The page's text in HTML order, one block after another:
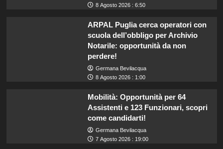
8 Agosto 2026 : 6:50
ARPAL Puglia cerca operatori con
scuola dell’obbligo per Archivio
Notarile: opportunità da non
perdere!
Germana Bevilacqua
8 Agosto 2026 : 1:00
Mobilità: Opportunità per 64
Assistenti e 123 Funzionari, scopri
come candidarti!
Germana Bevilacqua
7 Agosto 2026 : 19:00